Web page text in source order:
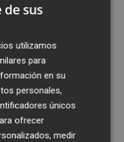
de sus
utilizamos
para
en su
personales,
únicos
ofrecer
medir